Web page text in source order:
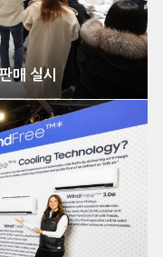
매 실시